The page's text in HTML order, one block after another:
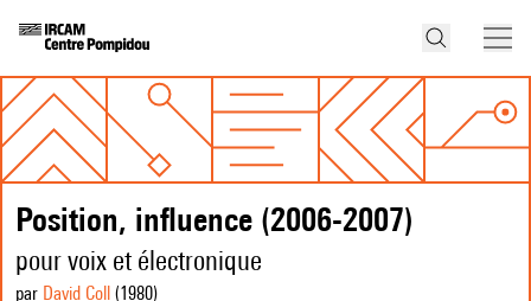
Position, influence (2006-2007)
pour voix et électronique
par David Coll (1980)